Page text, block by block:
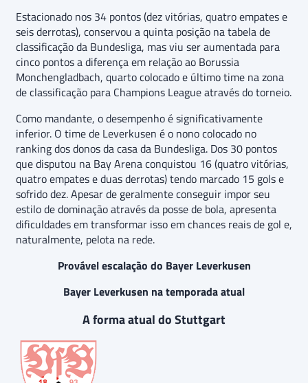
Estacionado nos 34 pontos (dez vitórias, quatro empates e
seis derrotas), conservou a quinta posição na tabela de
classificação da Bundesliga, mas viu ser aumentada para
cinco pontos a diferença em relação ao Borussia
Monchengladbach, quarto colocado e último time na zona
de classificação para Champions League através do torneio.
Como mandante, o desempenho é significativamente
inferior. O time de Leverkusen é o nono colocado no
ranking dos donos da casa da Bundesliga. Dos 30 pontos
que disputou na Bay Arena conquistou 16 (quatro vitórias,
quatro empates e duas derrotas) tendo marcado 15 gols e
sofrido dez. Apesar de geralmente conseguir impor seu
estilo de dominação através da posse de bola, apresenta
dificuldades em transformar isso em chances reais de gol e,
naturalmente, pelota na rede.
Provável escalação do Bayer Leverkusen
Bayer Leverkusen na temporada atual
A forma atual do Stuttgart